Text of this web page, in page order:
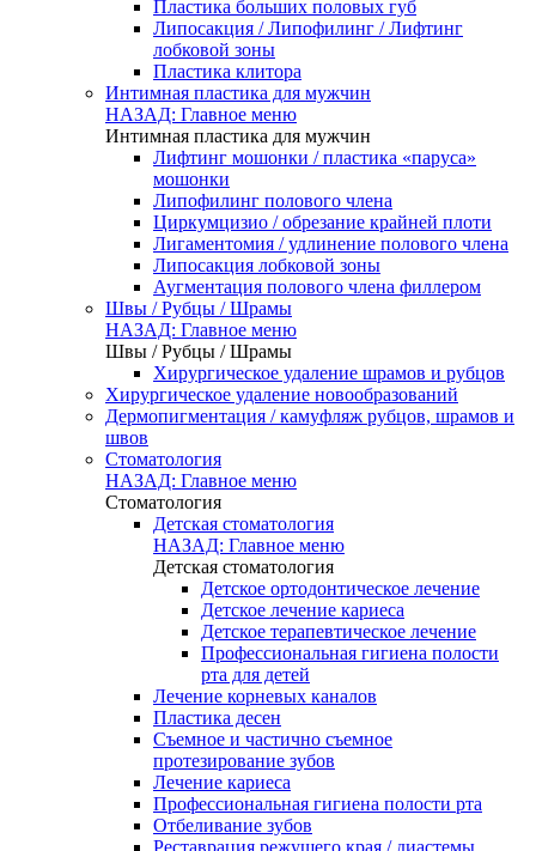
Пластика больших половых губ
Липосакция / Липофилинг / Лифтинг
лобковой зоны
Пластика клитора
Интимная пластика для мужчин
НАЗАД: Главное меню
Интимная пластика для мужчин
Лифтинг мошонки / пластика «паруса»
мошонки
Липофилинг полового члена
Циркумцизио / обрезание крайней плоти
Лигаментомия / удлинение полового члена
Липосакция лобковой зоны
Аугментация полового члена филлером
Швы / Рубцы / Шрамы
НАЗАД: Главное меню
Швы / Рубцы / Шрамы
Хирургическое удаление шрамов и рубцов
Хирургическое удаление новообразований
Дермопигментация / камуфляж рубцов, шрамов и
швов
Стоматология
НАЗАД: Главное меню
Стоматология
Детская стоматология
НАЗАД: Главное меню
Детская стоматология
Детское ортодонтическое лечение
Детское лечение кариеса
Детское терапевтическое лечение
Профессиональная гигиена полости
рта для детей
Лечение корневых каналов
Пластика десен
Съемное и частично съемное
протезирование зубов
Лечение кариеса
Профессиональная гигиена полости рта
Отбеливание зубов
Реставрация режущего края / диастемы